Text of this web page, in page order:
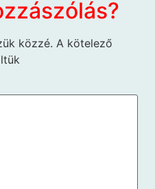
közzé. A kötelező